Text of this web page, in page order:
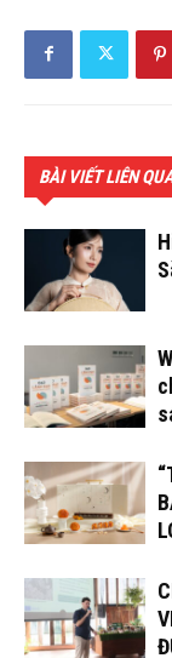
BÀI VIẾT LIÊN